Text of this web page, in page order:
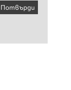
Потвърди